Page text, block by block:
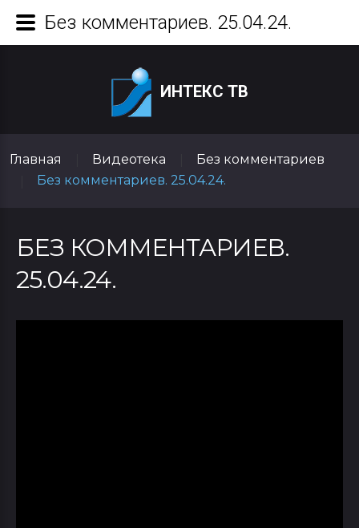
ИНТЕКС ТВ
Главная Видеотека
Без комментариев
Без комментариев. 25.04.24.
БЕЗ КОММЕНТАРИЕВ.
25.04.24.
Без комментариев. 25.04.24.